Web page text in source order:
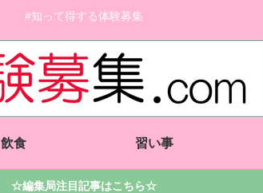
#知って得する体験募集
飲食 習い事
☆編集局注目記事はこちら☆